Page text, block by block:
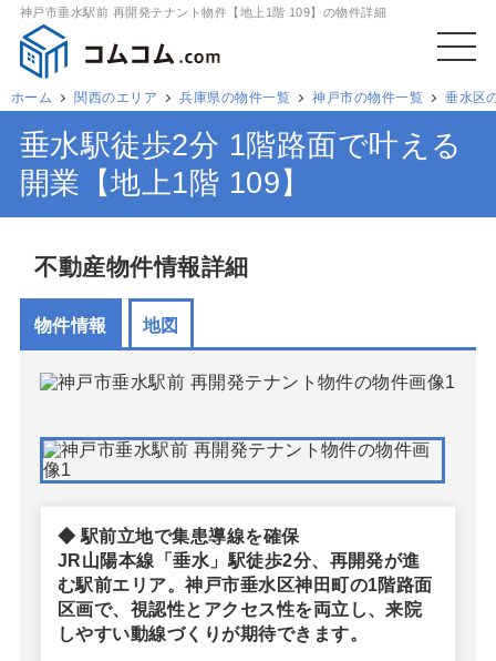
神戸市垂水駅前 再開発テナント物件【地上1階 109】の物件詳細
ホーム 関西のエリア 兵庫県の物件一覧 神戸市の物件一覧 垂水区
垂水駅徒歩2分 1階路面で叶える
開業【地上1階 109】
不動産物件情報詳細
物件情報 地図
◆ 駅前立地で集患導線を確保
JR山陽本線「垂水」駅徒歩2分、再開発が進
む駅前エリア。神戸市垂水区神田町の1階路面
区画で、視認性とアクセス性を両立し、来院
しやすい動線づくりが期待できます。